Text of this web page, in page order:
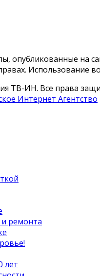
опубликованные на
Использование
ТВ-ИН. Все права
Интернет Агентство
ремонта
лет